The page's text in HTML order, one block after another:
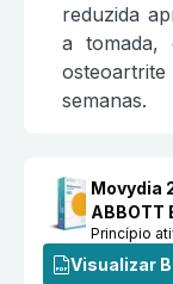
reduzida
a tomada,
semanas.
Movydia
ABBOTT
Princípio
Visualizar